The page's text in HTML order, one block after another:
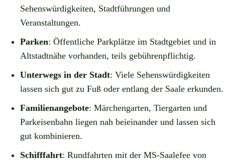
Sehenswürdigkeiten, Stadtführungen und
Veranstaltungen.
Parken: Öffentliche Parkplätze im Stadtgebiet und in
Altstadtnähe vorhanden, teils gebührenpflichtig.
Unterwegs in der Stadt: Viele Sehenswürdigkeiten
lassen sich gut zu Fuß oder entlang der Saale erkunden.
Familienangebote: Märchengarten, Tiergarten und
Parkeisenbahn liegen nah beieinander und lassen sich
gut kombinieren.
Schifffahrt: Rundfahrten mit der MS-Saalefee von